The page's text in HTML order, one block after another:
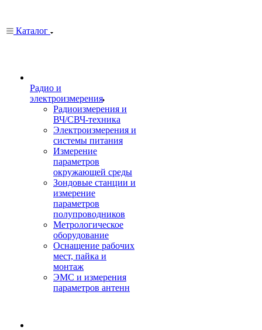
Каталог
Радио и
электроизмерения
Радиоизмерения и
ВЧ/СВЧ-техника
Электроизмерения и
системы питания
Измерение
параметров
окружающей среды
Зондовые станции и
измерение
параметров
полупроводников
Метрологическое
оборудование
Оснащение рабочих
мест, пайка и
монтаж
ЭМС и измерения
параметров антенн